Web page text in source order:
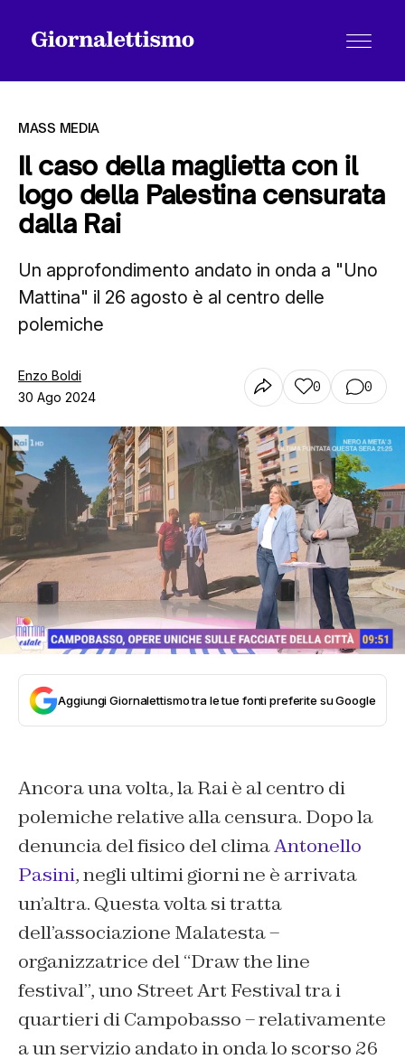
Tutti gli articoli
Chi siamo
Contatti
MASS MEDIA
Il caso della maglietta con il
logo della Palestina censurata
dalla Rai
Un approfondimento andato in onda a "Uno
Mattina" il 26 agosto è al centro delle
polemiche
Enzo Boldi
30 Ago 2024
0 0
Aggiungi Giornalettismo tra le tue fonti preferite su Google
Ancora una volta, la Rai è al centro di
polemiche relative alla censura. Dopo la
denuncia del fisico del climaAntonello
Pasini, negli ultimi giorni ne è arrivata
un’altra. Questa volta si tratta
dell’associazione Malatesta –
organizzatrice del “Draw the line
festival”, uno Street Art Festival tra i
quartieri di Campobasso – relativamente
a un servizio andato in onda lo scorso 26